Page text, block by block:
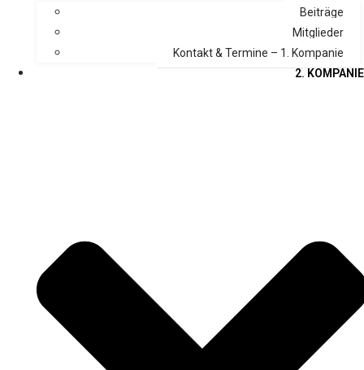
Beiträge
Mitglieder
Kontakt & Termine – 1. Kompanie
2. KOMPANIE